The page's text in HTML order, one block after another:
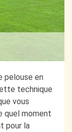
pelouse en
technique
vous
quel moment
pour la